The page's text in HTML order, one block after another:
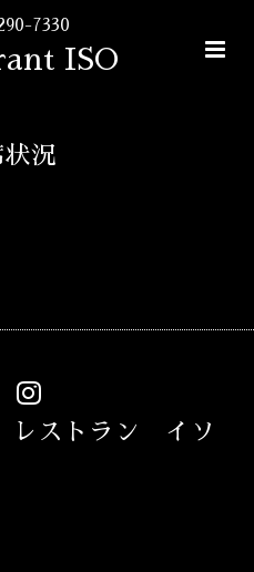
7330
ISO
状況
ストラン イソ